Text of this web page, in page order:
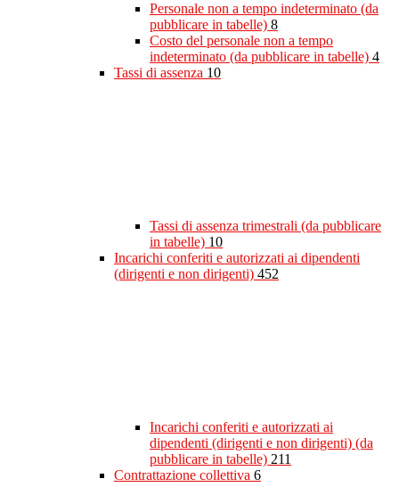
Personale non a tempo indeterminato (da
pubblicare in tabelle) 8
Costo del personale non a tempo
indeterminato (da pubblicare in tabelle) 4
Tassi di assenza 10
Tassi di assenza trimestrali (da pubblicare
in tabelle) 10
Incarichi conferiti e autorizzati ai dipendenti
(dirigenti e non dirigenti) 452
Incarichi conferiti e autorizzati ai
dipendenti (dirigenti e non dirigenti) (da
pubblicare in tabelle) 211
Contrattazione collettiva 6